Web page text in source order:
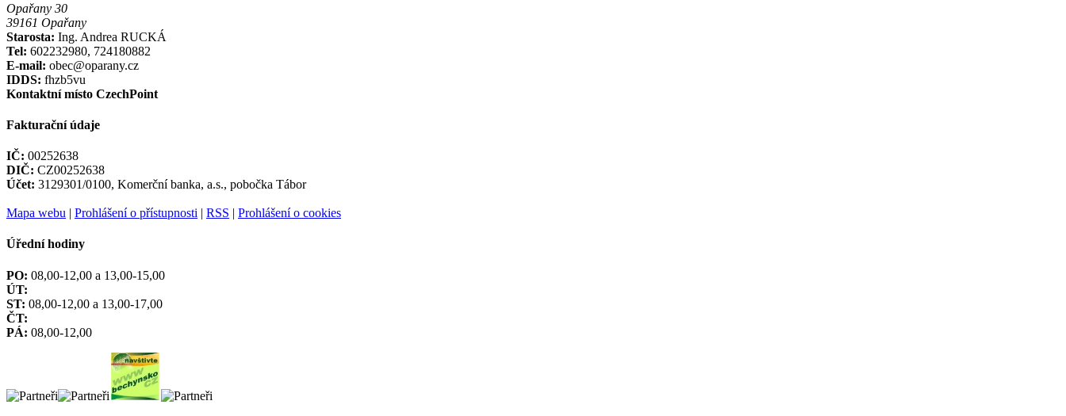
Opařany 30
39161 Opařany
Starosta: Ing. Andrea RUCKÁ
Tel: 602232980, 724180882
E-mail: obec@oparany.cz
IDDS: fhzb5vu
Kontaktní místo CzechPoint
Fakturační údaje
IČ: 00252638
DIČ: CZ00252638
Účet: 3129301/0100, Komerční banka, a.s., pobočka Tábor
Mapa webu | Prohlášení o přístupnosti | RSS | Prohlášení o cookies
Úřední hodiny
PO: 08,00-12,00 a 13,00-15,00
ÚT:
ST: 08,00-12,00 a 13,00-17,00
ČT:
PÁ: 08,00-12,00